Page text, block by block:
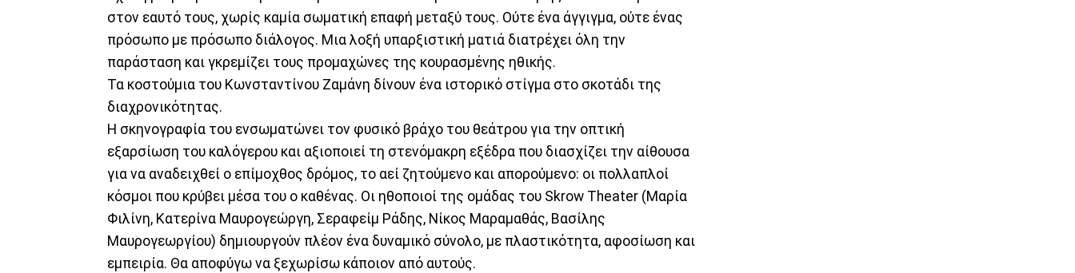
στον εαυτό τους, χωρίς καμία σωματική επαφή μεταξύ τους. Ούτε ένα άγγιγμα, ούτε ένας
πρόσωπο με πρόσωπο διάλογος. Μια λοξή υπαρξιστική ματιά διατρέχει όλη την
παράσταση και γκρεμίζει τους προμαχώνες της κουρασμένης ηθικής.
Τα κοστούμια του Κωνσταντίνου Ζαμάνη δίνουν ένα ιστορικό στίγμα στο σκοτάδι της
διαχρονικότητας.
Η σκηνογραφία του ενσωματώνει τον φυσικό βράχο του θεάτρου για την οπτική
εξαρσίωση του καλόγερου και αξιοποιεί τη στενόμακρη εξέδρα που διασχίζει την αίθουσα
για να αναδειχθεί ο επίμοχθος δρόμος, το αεί ζητούμενο και απορούμενο: οι πολλαπλοί
κόσμοι που κρύβει μέσα του ο καθένας. Οι ηθοποιοί της ομάδας του Skrow Theater (Μαρία
Φιλίνη, Κατερίνα Μαυρογεώργη, Σεραφείμ Ράδης, Νίκος Μαραμαθάς, Βασίλης
Μαυρογεωργίου) δημιουργούν πλέον ένα δυναμικό σύνολο, με πλαστικότητα, αφοσίωση και
εμπειρία. Θα αποφύγω να ξεχωρίσω κάποιον από αυτούς.